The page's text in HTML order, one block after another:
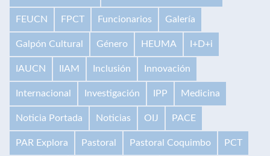
FEUCN FPCT Funcionarios Galería
Galpón Cultural Género HEUMA I+D+i
IAUCN IIAM Inclusión Innovación
Internacional Investigación IPP Medicina
Noticia Portada Noticias OIJ PACE
PAR Explora Pastoral Pastoral Coquimbo PCT